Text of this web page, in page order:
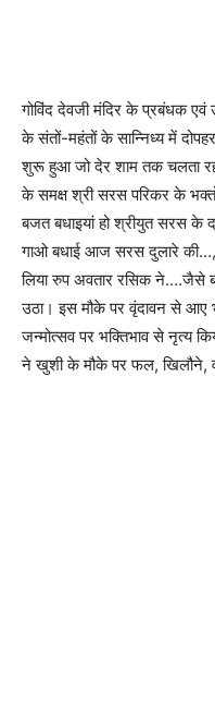
गोविंद देवजी मंदिर के प्रबंधक एवं
के संतों-महंतों के सान्निध्य में
शुरू हुआ जो देर शाम तक चलता
के समक्ष श्री सरस परिकर के
बजत बधाइयां हो श्रीयुत सरस
गाओ बधाई आज सरस दुलारे
लिया रुप अवतार रसिक ने….जैसे
उठा। इस मौके पर वृंदावन से आए
जन्मोत्सव पर भक्तिभाव से नृत्य
ने खुशी के मौके पर फल, खिलौने,